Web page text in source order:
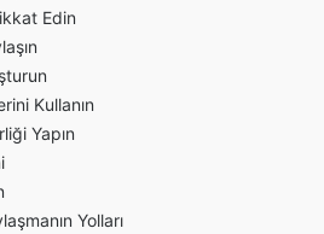
Edin
Kullanın
Yapın
Yolları